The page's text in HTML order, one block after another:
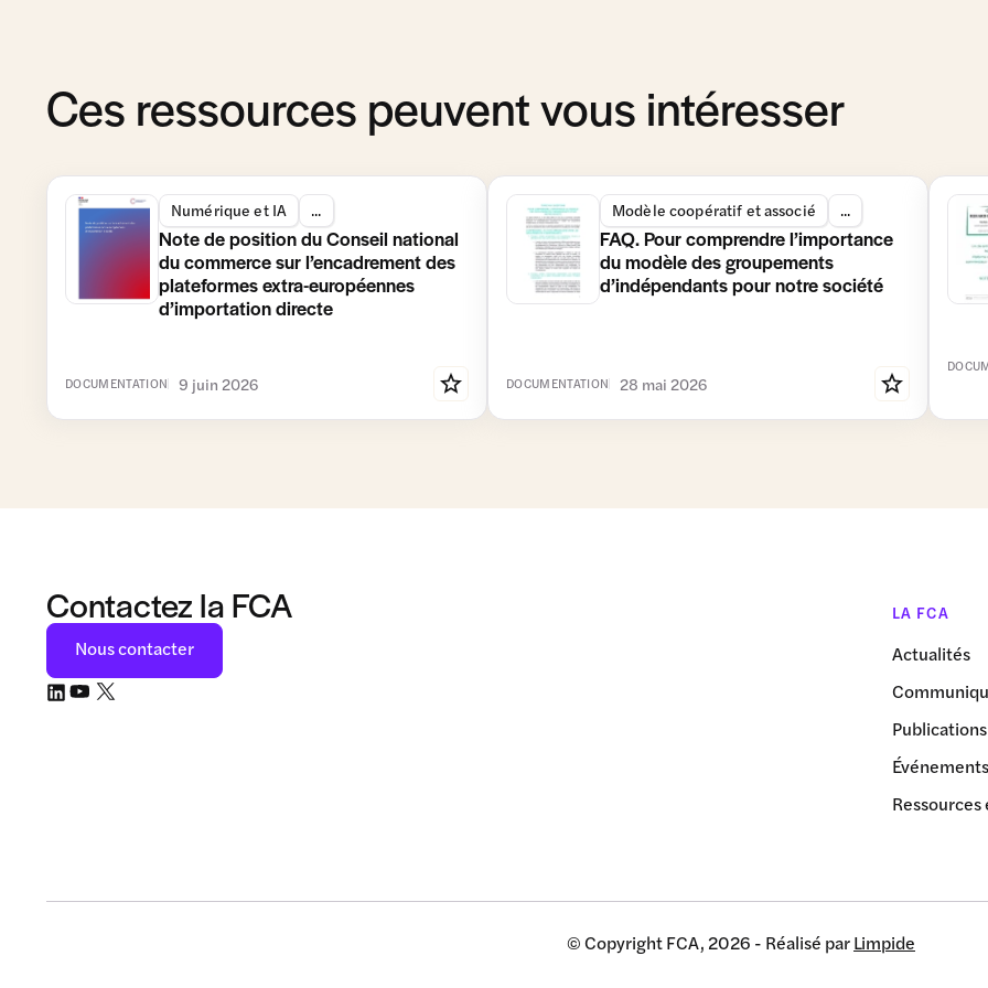
Ces ressources peuvent vous intéresser
Numérique et IA ...
Note de position du Conseil national
du commerce sur l’encadrement des
plateformes extra-européennes
d’importation directe
DOCUMENTATION 9 juin 2026
Modèle coopératif et associé ...
FAQ. Pour comprendre l’importance
du modèle des groupements
d’indépendants pour notre société
DOCUMENTATION 28 mai 2026
Contactez la FCA
Nous contacter
LA FCA
Actualités
Publications
Événements
© Copyright FCA, 2026 - Réalisé parLimpide